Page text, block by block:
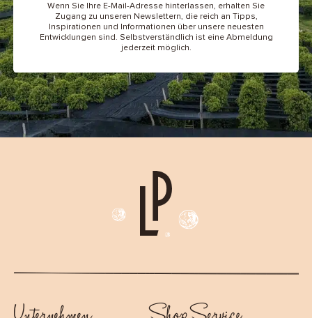
Wenn Sie Ihre E-Mail-Adresse hinterlassen, erhalten Sie
Zugang zu unseren Newslettern, die reich an Tipps,
Inspirationen und Informationen über unsere neuesten
Entwicklungen sind. Selbstverständlich ist eine Abmeldung
jederzeit möglich.